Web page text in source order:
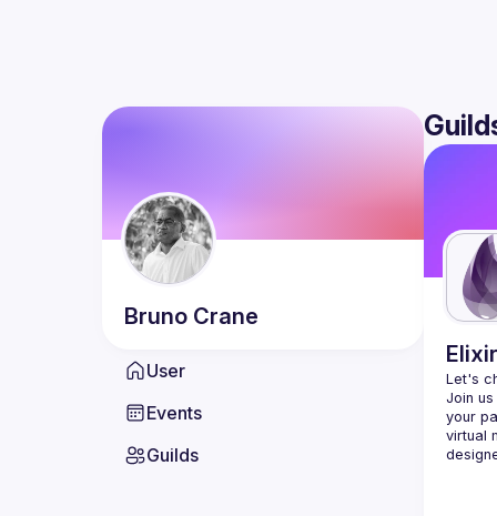
Bruno Crane
User
Events
Guilds
Let's
Join
your
virtual